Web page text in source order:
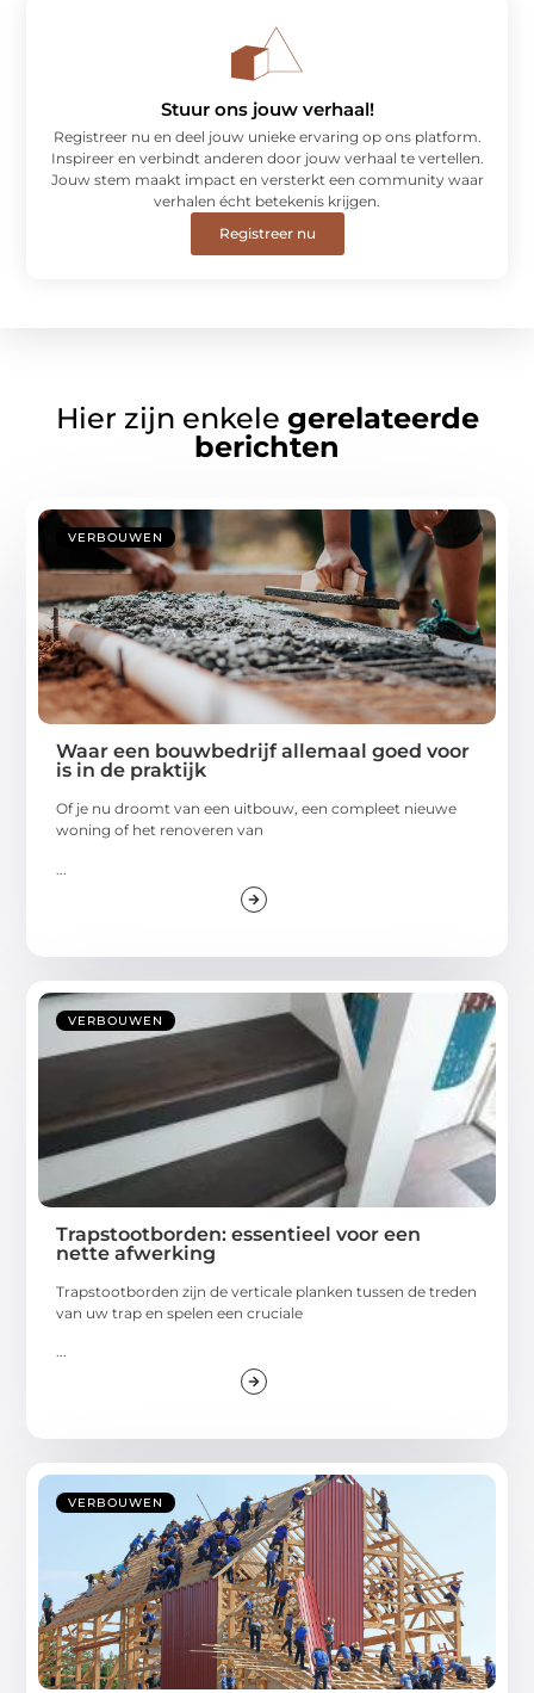
Stuur ons jouw verhaal!
Registreer nu en deel jouw unieke ervaring op ons platform.
Inspireer en verbindt anderen door jouw verhaal te vertellen.
Jouw stem maakt impact en versterkt een community waar
verhalen écht betekenis krijgen.
Registreer nu
Hier zijn enkele gerelateerde
berichten
VERBOUWEN
Waar een bouwbedrijf allemaal goed voor
is in de praktijk
Of je nu droomt van een uitbouw, een compleet nieuwe
woning of het renoveren van
VERBOUWEN
Trapstootborden: essentieel voor een
nette afwerking
Trapstootborden zijn de verticale planken tussen de treden
van uw trap en spelen een cruciale
...
VERBOUWEN